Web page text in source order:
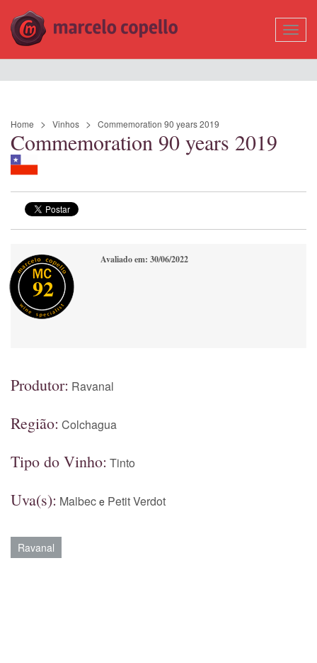
Home Vinhos Commemoration 90 years 2019
Commemoration 90 years 2019
92
Avaliado em: 30/06/2022
Produtor: Ravanal
Região: Colchagua
Tipo do Vinho: Tinto
Uva(s): Malbec e Petit Verdot
Ravanal